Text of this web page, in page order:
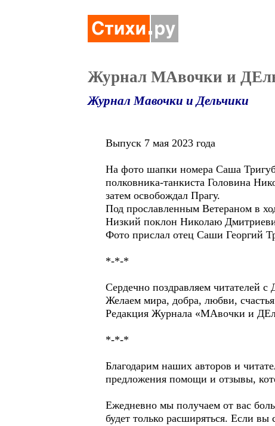
Журнал МАвочки и
Журнал Мавочки и Дельчики
Выпуск 7 мая 2023 года
На фото шапки номера Саша
полковника-танкиста Головина
затем освобождал Прагу.
Под прославленным Ветераном в
Низкий поклон Николаю
Фото прислал отец Саши Георгий
*-*-*
Сердечно поздравляем читателей
Желаем мира, добра, любви,
Редакция Журнала «МАвочки и
*-*-*
Благодарим наших авторов и
предложения помощи и отзывы,
Ежедневно мы получаем от вас
будет только расширяться. Если